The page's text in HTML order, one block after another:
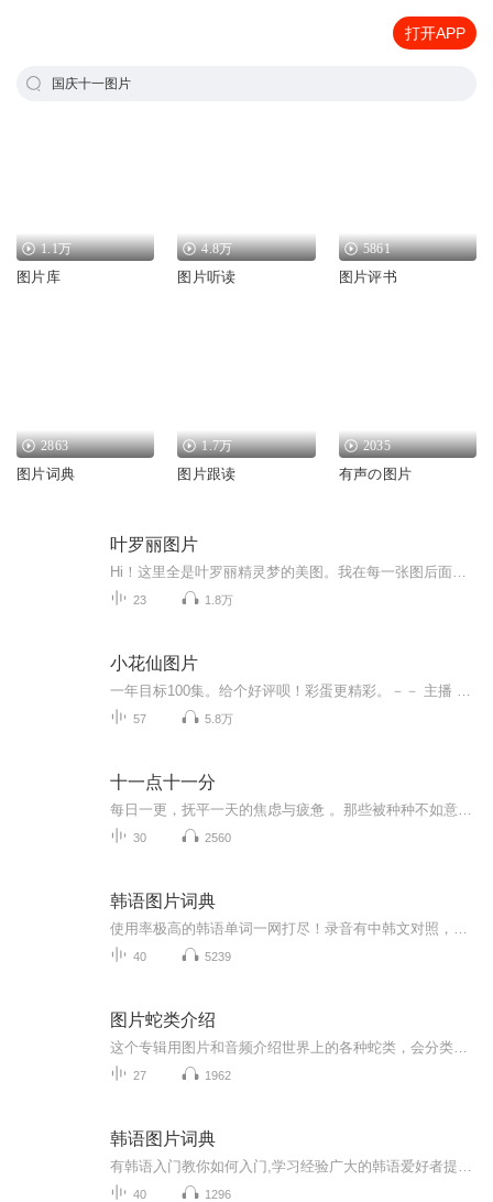
打开APP
国庆十一图片
1.1万
图片库
4.8万
图片听读
5861
图片评书
2863
图片词典
1.7万
图片跟读
2035
有声の图片
叶罗丽图片
23 1.8万
小花仙图片
57 5.8万
十一点十一分
30 2560
韩语图片词典
40 5239
图片蛇类介绍
27 1962
韩语图片词典
40 1296